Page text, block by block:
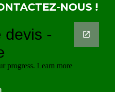
NOUS !